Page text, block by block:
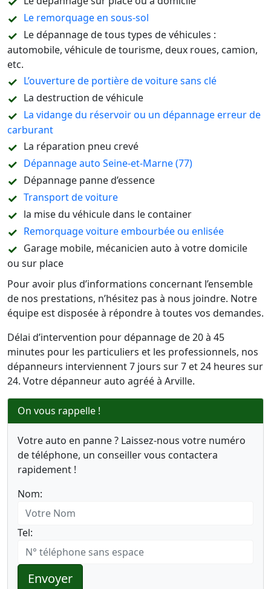
Le remorquage en sous-sol
Le dépannage de tous types de véhicules :
automobile, véhicule de tourisme, deux roues, camion,
etc.
L’ouverture de portière de voiture sans clé
La destruction de véhicule
La vidange du réservoir ou un dépannage erreur de
carburant
La réparation pneu crevé
Dépannage auto Seine-et-Marne (77)
Dépannage panne d’essence
Transport de voiture
la mise du véhicule dans le container
Remorquage voiture embourbée ou enlisée
Garage mobile, mécanicien auto à votre domicile
ou sur place
Pour avoir plus d’informations concernant l’ensemble
de nos prestations, n’hésitez pas à nous joindre. Notre
équipe est disposée à répondre à toutes vos demandes.
Délai d’intervention pour dépannage de 20 à 45
minutes pour les particuliers et les professionnels, nos
dépanneurs interviennent 7 jours sur 7 et 24 heures sur
24. Votre dépanneur auto agréé à Arville.
On vous rappelle !
Votre auto en panne ? Laissez-nous votre numéro
de téléphone, un conseiller vous contactera
rapidement !
Nom:
Tel:
Envoyer